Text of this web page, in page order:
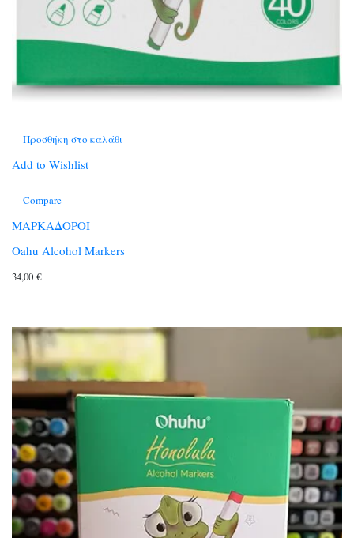
Προσθήκη στο καλάθι
Add to Wishlist
Compare
ΜΑΡΚΑΔΟΡΟΙ
Oahu Alcohol Markers
34,00 €